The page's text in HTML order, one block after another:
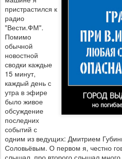
пристрастился к
радио
"Вести.ФМ".
Помимо
обычной
новостной
сводки каждые
15 минут,
каждый день с
утра в эфире
было живое
обсуждение
последних
событий с
одним из ведущих: Дмитрием
Соловьёвым. О первом я, честно
слышал, про второго слышал много,